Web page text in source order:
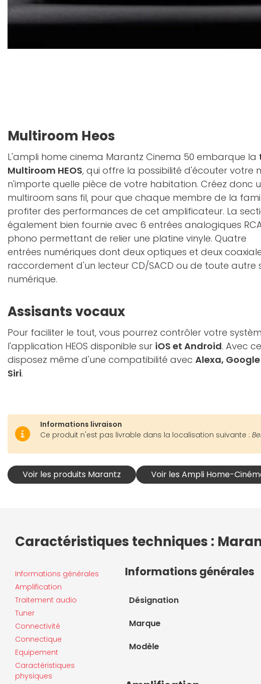
Multiroom Heos
L'ampli home cinema Marantz Cinema 50 embarque la
Multiroom HEOS, qui offre la possibilité d'écouter votre
n'importe quelle pièce de votre habitation. Créez donc
multiroom sans fil, pour que chaque membre de la
profiter des performances de cet amplificateur. La
également bien fournie avec 6 entrées analogiques
phono permettant de relier une platine vinyle. Quatre
entrées numériques dont deux optiques et deux
raccordement d'un lecteur CD/SACD ou de toute autre
numérique.
Assisants vocaux
Pour faciliter le tout, vous pourrez contrôler votre
l'application HEOS disponible sur iOS et Android. Avec
disposez même d'une compatibilité avec Alexa,
Siri.
Informations livraison
Ce produit n'est pas livrable dans la localisation suivante :
Voir les produits Marantz Voir les Ampli Home-
Caractéristiques techniques :
Informations générales
Amplification
Traitement audio
Tuner
Connectivité
Connectique
Equipement
Caractéristiques
physiques
Informations générales
Désignation
Marque
Modèle